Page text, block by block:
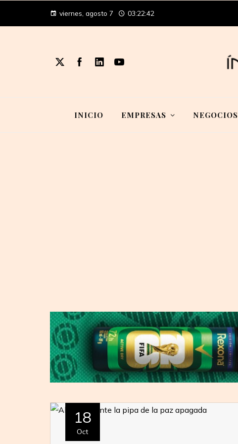
viernes, agosto 7 03:22:43
INICIO EMPRESAS NEGOCIOS
18
Oct